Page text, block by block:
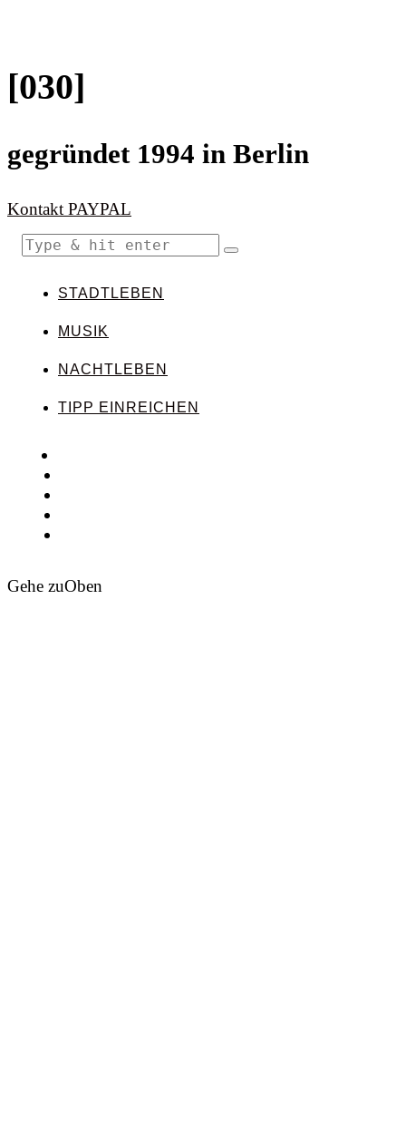
[030]
gegründet 1994 in Berlin
Kontakt PAYPAL
STADTLEBEN
MUSIK
NACHTLEBEN
TIPP EINREICHEN
Gehe zuOben